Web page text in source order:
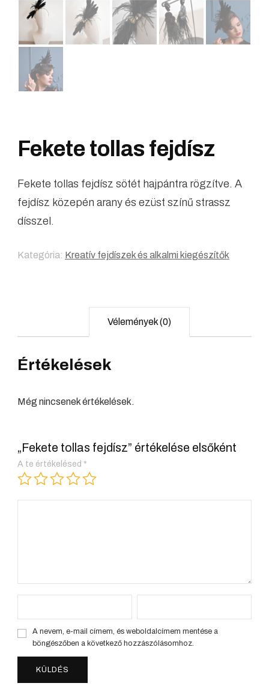
Fekete tollas fejdísz
Fekete tollas fejdísz sötét hajpántra rögzítve. A
fejdísz közepén arany és ezüst színű strassz
dísszel.
Kategória: Kreatív fejdíszek és alkalmi kiegészítők
Vélemények (0)
Értékelések
Még nincsenek értékelések.
„Fekete tollas fejdísz” értékelése elsőként
A te értékelésed *
A nevem, e-mail címem, és weboldalcímem mentése a
böngészőben a következő hozzászólásomhoz.